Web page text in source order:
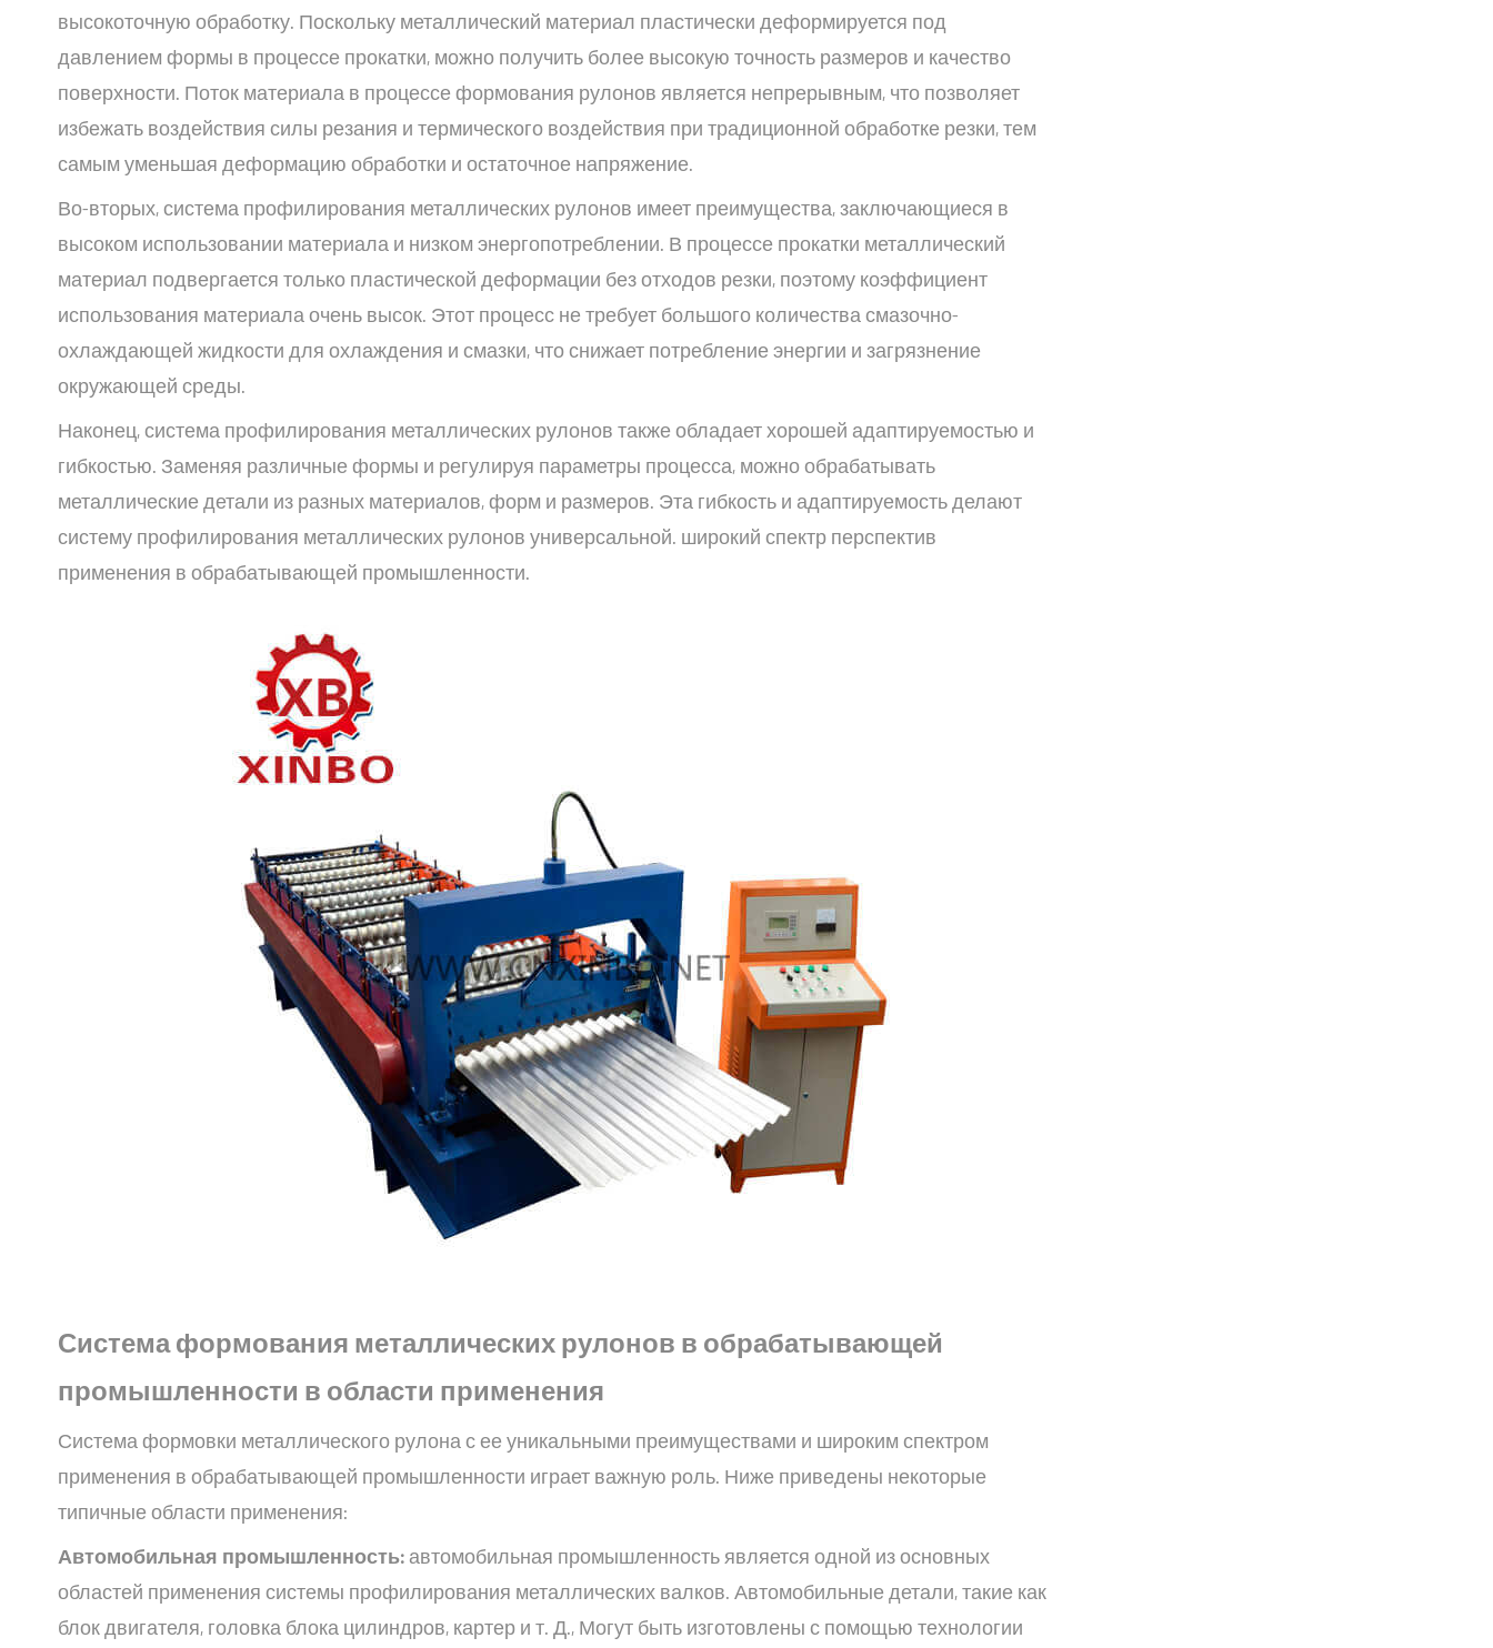
высокоточную обработку. Поскольку металлический материал пластически деформируется под
давлением формы в процессе прокатки, можно получить более высокую точность размеров и качество
поверхности. Поток материала в процессе формования рулонов является непрерывным, что позволяет
избежать воздействия силы резания и термического воздействия при традиционной обработке резки, тем
самым уменьшая деформацию обработки и остаточное напряжение.
Во-вторых, система профилирования металлических рулонов имеет преимущества, заключающиеся в
высоком использовании материала и низком энергопотреблении. В процессе прокатки металлический
материал подвергается только пластической деформации без отходов резки, поэтому коэффициент
использования материала очень высок. Этот процесс не требует большого количества смазочно-
охлаждающей жидкости для охлаждения и смазки, что снижает потребление энергии и загрязнение
окружающей среды.
Наконец, система профилирования металлических рулонов также обладает хорошей адаптируемостью и
гибкостью. Заменяя различные формы и регулируя параметры процесса, можно обрабатывать
металлические детали из разных материалов, форм и размеров. Эта гибкость и адаптируемость делают
систему профилирования металлических рулонов универсальной. широкий спектр перспектив
применения в обрабатывающей промышленности.
Система формования металлических рулонов в обрабатывающей
промышленности в области применения
Система формовки металлического рулона с ее уникальными преимуществами и широким спектром
применения в обрабатывающей промышленности играет важную роль. Ниже приведены некоторые
типичные области применения:
Автомобильная промышленность: автомобильная промышленность является одной из основных
областей применения системы профилирования металлических валков. Автомобильные детали, такие как
блок двигателя, головка блока цилиндров, картер и т. Д., Могут быть изготовлены с помощью технологии